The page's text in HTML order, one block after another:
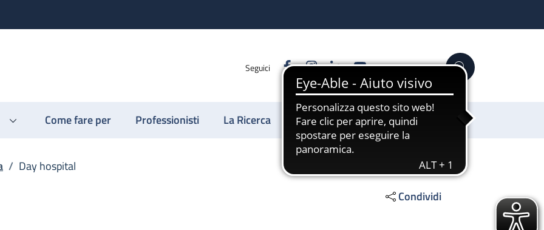
Seguici FacebookInstagram
LinkedinYouTube Cerca
Come fare per Professionisti La Ricerca Sostienici
/ Day hospital
Condividi